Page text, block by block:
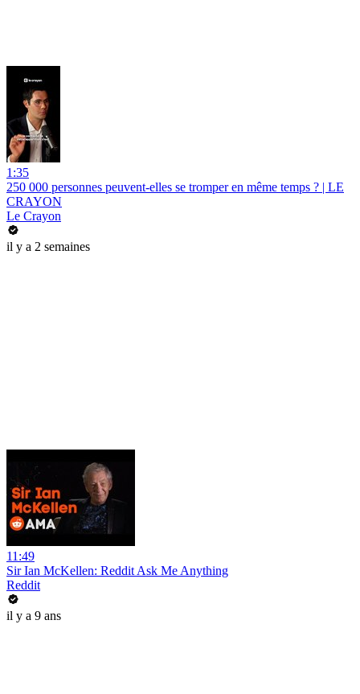
1:35
250 000 personnes peuvent-elles se tromper en même temps ? | LE
CRAYON
Le Crayon
il y a 2 semaines
11:49
Sir Ian McKellen: Reddit Ask Me Anything
Reddit
il y a 9 ans